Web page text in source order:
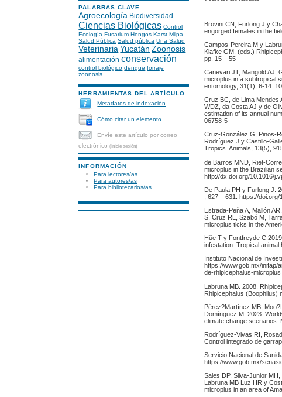
PALABRAS CLAVE
Agroecología Biodiversidad
Ciencias Biológicas Control
Ecología Fusarium Hongos Karst Milpa
Salud Pública Salud pública Una Salud
Veterinaria Yucatán Zoonosis
alimentación conservación
control biológico dengue forraje
zoonosis
HERRAMIENTAS DEL ARTÍCULO
Metadatos de indexación
Cómo citar un elemento
Envíe este artículo por correo
electrónico(Inicie sesión)
INFORMACIÓN
Para lectores/as
Para autores/as
Para bibliotecarios/as
Brovini CN, Furlong J y
engorged females in the
Campos-Pereira M y
Klafke GM. (eds.)
pp. 15 – 55
Canevari JT, Mangold AJ,
microplus in a subtropical
entomology, 31(1), 6-14.
Cruz BC, de Lima Mendes
WDZ, da Costa AJ y de
estimation of its annual
06758-5
Cruz-González G, Pinos-
Rodríguez J y Castillo-
Tropics. Animals, 13(5),
de Barros MND, Riet-
microplus in the Brazilian
http://dx.doi.org/10.1016/
De Paula PH y Furlong J.
, 627 – 631. https://
Estrada-Peña A, Mallón
S, Cruz RL, Szabó M,
microplus ticks in the
Hüe T y Fontfreyde
infestation. Tropical
Instituto Nacional de
https://www.gob.mx/
de-rhipicephalus-microplus
Labruna MB. 2008.
Rhipicephalus (Boophilus)
Pérez?Martínez MB,
Domínguez M. 2023.
climate change scenarios.
Rodríguez-Vivas RI,
Control integrado de
Servicio Nacional de
https://www.gob.mx/
Sales DP, Silva-Junior
Labruna MB Luz HR y
microplus in an area of